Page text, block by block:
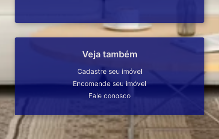
Veja também
Cadastre seu imóvel
Encomende seu imóvel
Fale conosco